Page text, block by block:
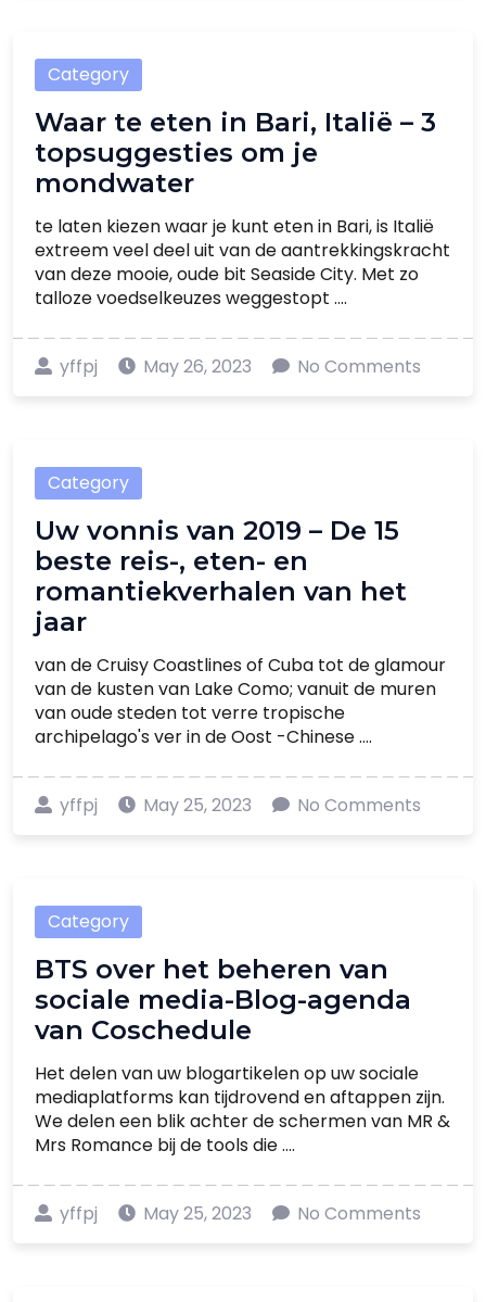
Category
Waar te eten in Bari, Italië – 3
topsuggesties om je
mondwater
te laten kiezen waar je kunt eten in Bari, is Italië
extreem veel deel uit van de aantrekkingskracht
van deze mooie, oude bit Seaside City. Met zo
talloze voedselkeuzes weggestopt ....
yffpj May 26, 2023 No Comments
Category
Uw vonnis van 2019 – De 15
beste reis-, eten- en
romantiekverhalen van het
jaar
van de Cruisy Coastlines of Cuba tot de glamour
van de kusten van Lake Como; vanuit de muren
van oude steden tot verre tropische
archipelago's ver in de Oost -Chinese ....
yffpj May 25, 2023 No Comments
Category
BTS over het beheren van
sociale media-Blog-agenda
van Coschedule
Het delen van uw blogartikelen op uw sociale
mediaplatforms kan tijdrovend en aftappen zijn.
We delen een blik achter de schermen van MR &
Mrs Romance bij de tools die ....
yffpj May 25, 2023 No Comments